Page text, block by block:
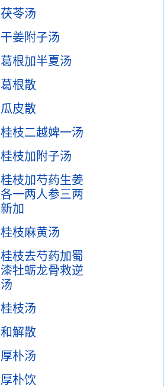
茯苓汤
干姜附子汤
葛根加半夏汤
葛根散
瓜皮散
桂枝二越婢一汤
桂枝加附子汤
桂枝加芍药生姜
各一两人参三两
新加
桂枝麻黄汤
桂枝去芍药加蜀
漆牡蛎龙骨救逆
汤
桂枝汤
和解散
厚朴汤
厚朴饮